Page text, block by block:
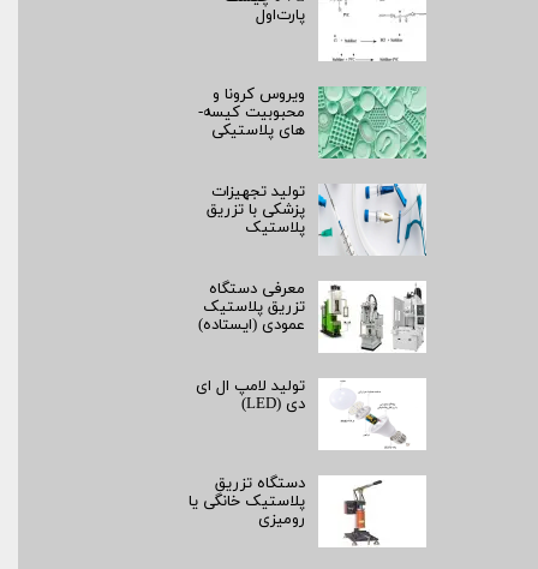
پارت‌اول
ویروس کرونا و
محبوبیت کیسه­
های پلاستیکی
تولید تجهیزات
پزشکی با تزریق
پلاستیک
معرفی دستگاه
تزریق پلاستیک
عمودی (ایستاده)
تولید لامپ ال ای
دی (LED)
دستگاه تزریق
پلاستیک خانگی یا
رومیزی